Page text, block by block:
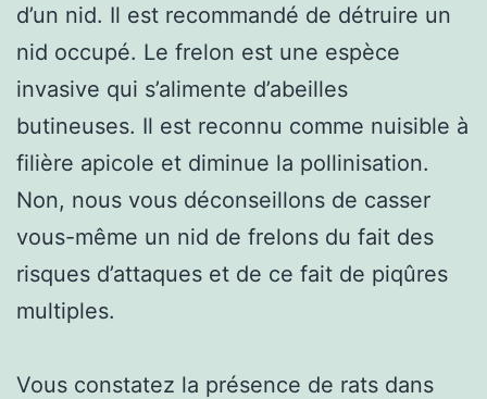
d’un nid. Il est recommandé de détruire un
nid occupé. Le frelon est une espèce
invasive qui s’alimente d’abeilles
butineuses. Il est reconnu comme nuisible à
filière apicole et diminue la pollinisation.
Non, nous vous déconseillons de casser
vous-même un nid de frelons du fait des
risques d’attaques et de ce fait de piqûres
multiples.
Vous constatez la présence de rats dans